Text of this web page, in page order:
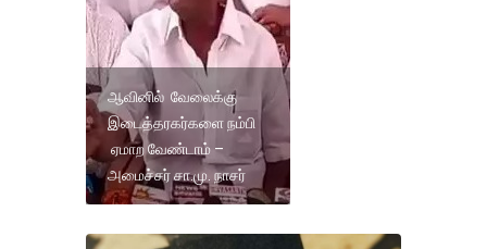
ஆவினில் வேலைக்கு
இடைத்தரகர்களை நம்பி
ஏமாற வேண்டாம் –
அமைச்சர் சா.மு. நாசர்